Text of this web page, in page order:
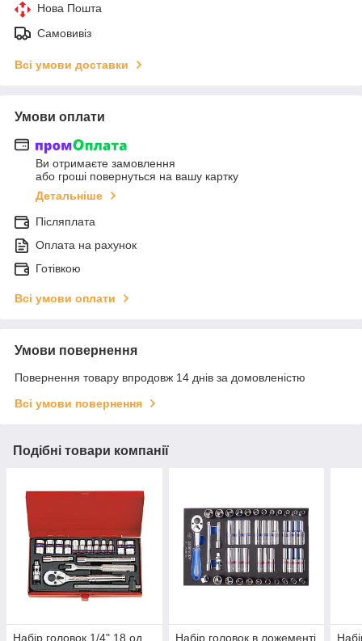
Нова Пошта
Самовивіз
Всі умови доставки
Умови оплати
Ви отримаєте замовлення
або гроші повернуться на вашу картку
Детальніше
Післяплата
Оплата на рахунок
Готівкою
Всі умови оплати
Умови повернення
Повернення товару впродовж 14 днів за домовленістю
Всі умови повернення
Подібні товари компанії
Набір головок 1/4" 18 од. Набір головок в ложементі